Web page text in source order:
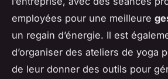
employées pour une meilleure
un regain d’énergie. Il est
d’organiser des ateliers de yoga
de leur donner des outils pour